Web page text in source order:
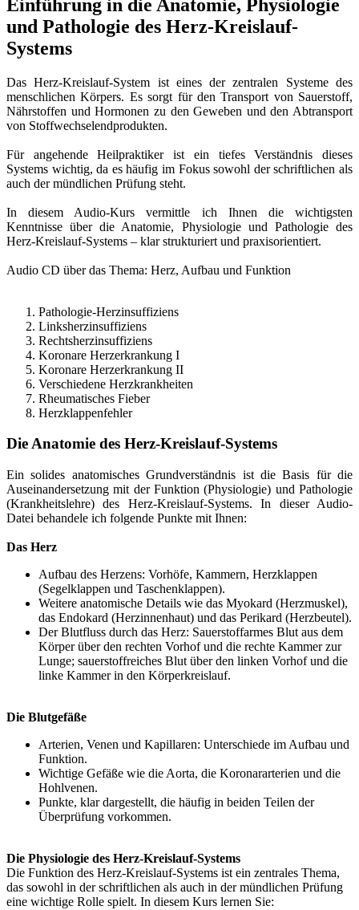
Einführung in die Anatomie, Physiologie
und Pathologie des Herz-Kreislauf-
Systems
Das Herz-Kreislauf-System ist eines der zentralen Systeme des
menschlichen Körpers. Es sorgt für den Transport von Sauerstoff,
Nährstoffen und Hormonen zu den Geweben und den Abtransport
von Stoffwechselendprodukten.
Für angehende Heilpraktiker ist ein tiefes Verständnis dieses
Systems wichtig, da es häufig im Fokus sowohl der schriftlichen als
auch der mündlichen Prüfung steht.
In diesem Audio-Kurs vermittle ich Ihnen die wichtigsten
Kenntnisse über die Anatomie, Physiologie und Pathologie des
Herz-Kreislauf-Systems – klar strukturiert und praxisorientiert.
Audio CD über das Thema: Herz, Aufbau und Funktion
Pathologie-Herzinsuffiziens
Linksherzinsuffiziens
Rechtsherzinsuffiziens
Koronare Herzerkrankung I
Koronare Herzerkrankung II
Verschiedene Herzkrankheiten
Rheumatisches Fieber
Herzklappenfehler
Die Anatomie des Herz-Kreislauf-Systems
Ein solides anatomisches Grundverständnis ist die Basis für die
Auseinandersetzung mit der Funktion (Physiologie) und Pathologie
(Krankheitslehre) des Herz-Kreislauf-Systems. In dieser Audio-
Datei behandele ich folgende Punkte mit Ihnen:
Das Herz
Aufbau des Herzens: Vorhöfe, Kammern, Herzklappen
(Segelklappen und Taschenklappen).
Weitere anatomische Details wie das Myokard (Herzmuskel),
das Endokard (Herzinnenhaut) und das Perikard (Herzbeutel).
Der Blutfluss durch das Herz: Sauerstoffarmes Blut aus dem
Körper über den rechten Vorhof und die rechte Kammer zur
Lunge; sauerstoffreiches Blut über den linken Vorhof und die
linke Kammer in den Körperkreislauf.
Die Blutgefäße
Arterien, Venen und Kapillaren: Unterschiede im Aufbau und
Funktion.
Wichtige Gefäße wie die Aorta, die Koronararterien und die
Hohlvenen.
Punkte, klar dargestellt, die häufig in beiden Teilen der
Überprüfung vorkommen.
Die Physiologie des Herz-Kreislauf-Systems
Die Funktion des Herz-Kreislauf-Systems ist ein zentrales Thema,
das sowohl in der schriftlichen als auch in der mündlichen Prüfung
eine wichtige Rolle spielt. In diesem Kurs lernen Sie: